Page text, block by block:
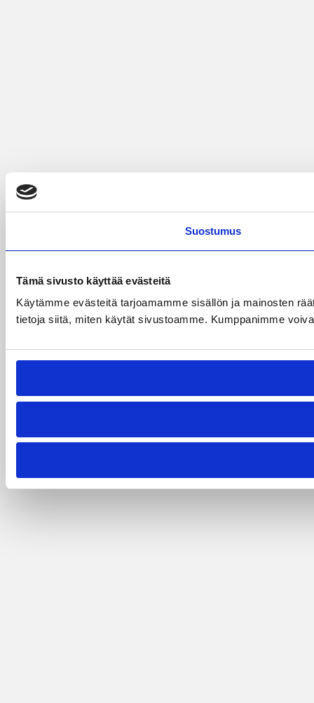
Suostumus
Tämä sivusto käyttää evästeitä
Käytämme evästeitä tarjoamamme sisällön ja mainosten
tietoja siitä, miten käytät sivustoamme. Kumppanimme